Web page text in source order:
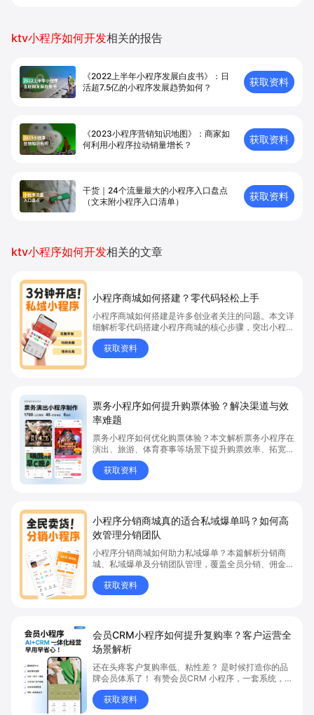
ktv小程序如何开发相关的报告
《2022上半年小程序发展白皮书》：日
活超7.5亿的小程序发展趋势如何？
获取资料
《2023小程序营销知识地图》：商家如
何利用小程序拉动销量增长？
获取资料
干货｜24个流量最大的小程序入口盘点
（文末附小程序入口清单）
获取资料
ktv小程序如何开发相关的文章
小程序商城如何搭建？零代码轻松上手
小程序商城如何搭建是许多创业者关注的问题。本文详
细解析零代码搭建小程序商城的核心步骤，突出小程序
商城、商城搭建与零代码开店优势，帮助你轻松实现商
品上架、全渠道销售及高效会员运营，快速开启线上卖
货新模式。点击获取详细操作指南！
获取资料
票务小程序如何提升购票体验？解决渠道与效
率难题
票务小程序如何优化购票体验？本文解析票务小程序在
演出、旅游、体育赛事等场景下提升购票效率、拓宽销
售渠道、实现会员精准营销的具体方式。关键词包括
“票务小程序”、“购票体验”、“购票效率”。
获取资料
小程序分销商城真的适合私域爆单吗？如何高
效管理分销团队
小程序分销商城如何助力私域爆单？本篇解析分销商
城、私域爆单及分销团队管理，覆盖全员分销、佣金结
算、企微绑定等场景，帮助品牌和商家高效管理分销团
队，实现分销业绩持续增长。立即了解分销商城核心功
能，点击获取私域运营新思路。
获取资料
会员CRM小程序如何提升复购率？客户运营全
场景解析
还在头疼客户复购率低、粘性差？ 是时候打造你的品
牌会员体系了！ 有赞会员CRM 小程序，一套系统，6
大能力，客户运营全覆盖
获取资料